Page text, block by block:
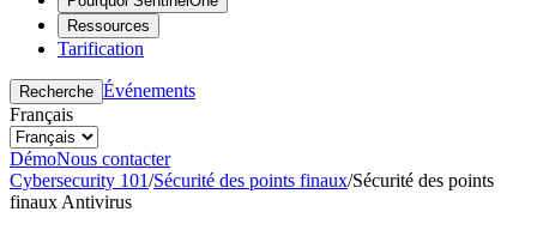
Ressources
Tarification
Recherche Événements
Français
DémoNous contacter
Cybersecurity 101/Sécurité des points finaux/Sécurité des points
finaux Antivirus